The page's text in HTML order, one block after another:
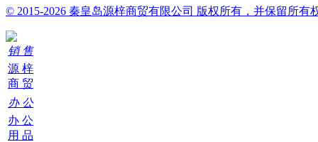
© 2015-2026 秦皇岛源梓商贸有限公司 版权所有，并保留所有
销 售
源 梓
商 贸
办 公
办 公
用 品